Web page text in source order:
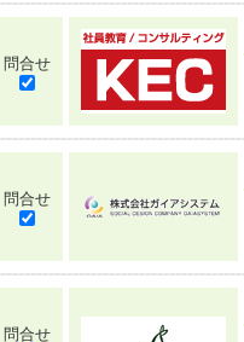
問合せ
問合せ
問合せ